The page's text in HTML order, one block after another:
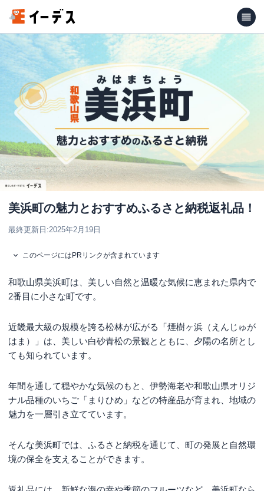
美浜町の魅力とおすすめふるさと納税返礼品！
最終更新日:2025年2月19日
このページにはPRリンクが含まれています
和歌山県美浜町は、美しい自然と温暖な気候に恵まれた県内で
2番目に小さな町です。
近畿最大級の規模を誇る松林が広がる「煙樹ヶ浜（えんじゅが
はま）」は、美しい白砂青松の景観とともに、夕陽の名所とし
ても知られています。
年間を通して穏やかな気候のもと、伊勢海老や和歌山県オリジ
ナル品種のいちご「まりひめ」などの特産品が育まれ、地域の
魅力を一層引き立てています。
そんな美浜町では、ふるさと納税を通じて、町の発展と自然環
境の保全を支えることができます。